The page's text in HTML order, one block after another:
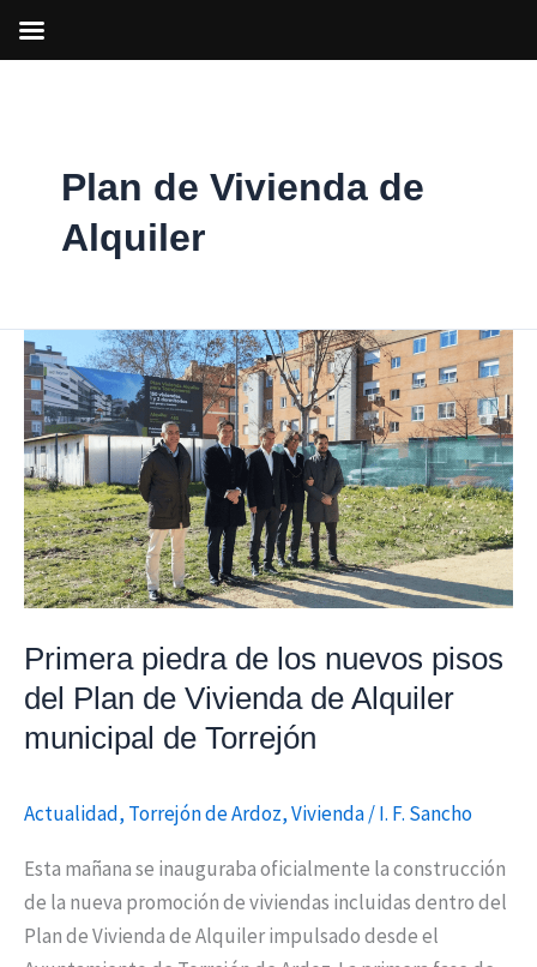
Plan de Vivienda de
Alquiler
Primera piedra de los nuevos pisos
del Plan de Vivienda de Alquiler
municipal de Torrejón
Actualidad, Torrejón de Ardoz,Vivienda/I. F. Sancho
Esta mañana se inauguraba oficialmente la construcción
de la nueva promoción de viviendas incluidas dentro del
Plan de Vivienda de Alquiler impulsado desde el
Primera
piedra
de
los
nuevos
pisos
del
Plan
de
Vivienda
de
Alquiler
municipal
Torrejón